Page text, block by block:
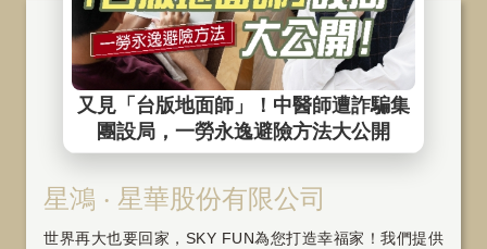
星鴻 ‧ 星華股份有限公司
世界再大也要回家，SKY FUN為您打造幸福家！我們提供